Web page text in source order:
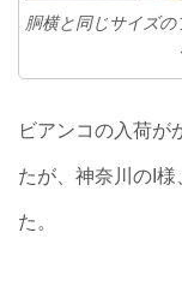
胴横と同じサイズ
ビアンコの入荷が
たが、神奈川のI
た。